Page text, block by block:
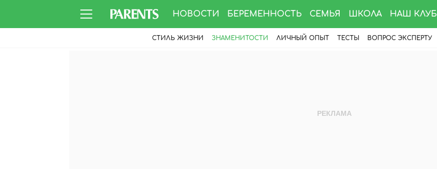
НОВОСТИ БЕРЕМЕННОСТЬ СЕМЬЯ ШКОЛА НАШ КЛУБ
СТИЛЬ ЖИЗНИ ЗНАМЕНИТОСТИ ЛИЧНЫЙ ОПЫТ ТЕСТЫ ВОПРОС ЭКСПЕРТУ